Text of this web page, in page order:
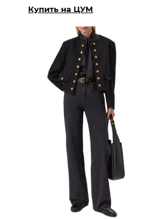
Купить на ЦУМ